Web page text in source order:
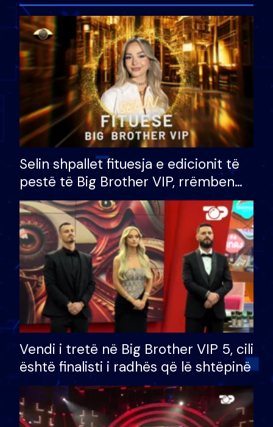
Selin shpallet fituesja e edicionit të
pestë të Big Brother VIP, rrëmben
çmimin e madh prej 100 mijë eurosh
Vendi i tretë në Big Brother VIP 5, cili
është finalisti i radhës që lë shtëpinë